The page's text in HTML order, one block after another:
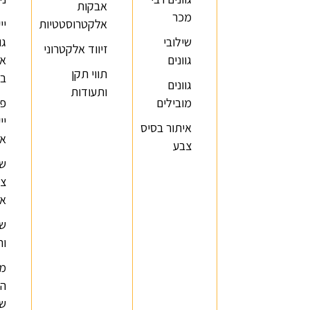
מכר
שילובי
גוונים
גוונים
מובילים
איתור בסיס
צבע
אבקות
אלקטרוסטטיות
זיווד אלקטרוני
תווי תקן
ותעודות